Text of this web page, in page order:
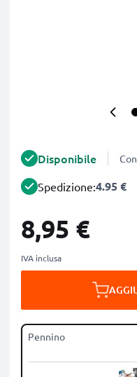
Disponibile
Spedizione:4.95 €
8,95 €
IVA inclusa
Pennino